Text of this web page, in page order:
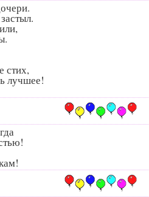
стих,
лучшее!